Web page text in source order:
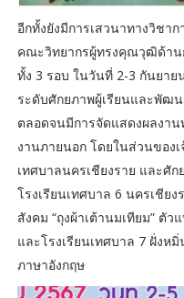
อีกทั้งยังมีการเสวนาทางวิชา
คณะวิทยากรผู้ทรงคุณวุฒิด้าน
ทั้ง 3 รอบ ในวันที่ 2-3 กันยาย
ระดับศักยภาพผู้เรียนและพัฒ
ตลอดจนมีการจัดแสดงผลงา
งานภายนอก โดยในส่วนของ
เทศบาลนครเชียงราย และศั
โรงเรียนเทศบาล 6 นครเชีย
สังคม “ถุงผ้าเต้านมเทียม” ตั
และโรงเรียนเทศบาล 7 ฝั่งห
ภาษาอังกฤษ